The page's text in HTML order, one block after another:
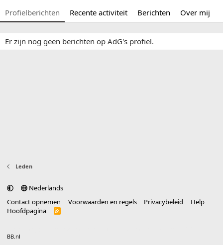
Profielberichten Recente activiteit Berichten Over mij
Er zijn nog geen berichten op AdG's profiel.
Leden
Nederlands
Contact opnemen
Voorwaarden en regels Privacybeleid
Help
Hoofdpagina
R
BB.nl